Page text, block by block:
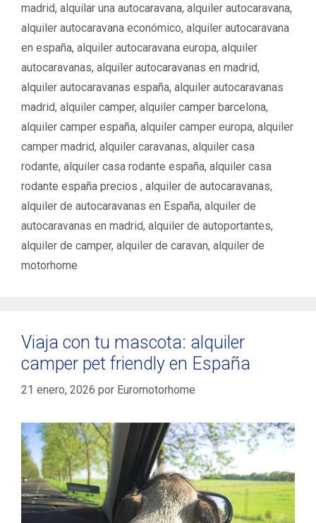
g
o
r
í
a
s
u
e
t
a
s
madrid, alquilar una autocaravana, alquiler autocaravana,
alquiler autocaravana económico, alquiler autocaravana
en españa, alquiler autocaravana europa, alquiler
autocaravanas, alquiler autocaravanas en madrid,
alquiler autocaravanas españa, alquiler autocaravanas
madrid, alquiler camper, alquiler camper barcelona,
alquiler camper españa, alquiler camper europa, alquiler
camper madrid, alquiler caravanas, alquiler casa
rodante, alquiler casa rodante españa, alquiler casa
rodante españa precios ‌‌ , alquiler de autocaravanas,
alquiler de autocaravanas en España, alquiler de
autocaravanas en madrid, alquiler de autoportantes,
alquiler de camper, alquiler de caravan, alquiler de
motorhome
Viaja con tu mascota: alquiler
camper pet friendly en España
21 enero, 2026 por Euromotorhome